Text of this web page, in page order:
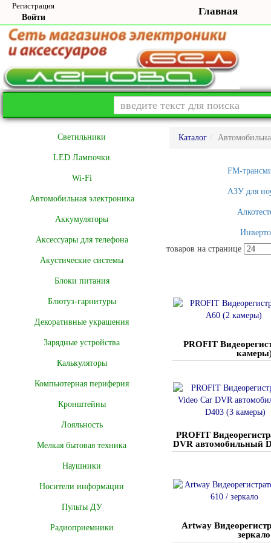
Регистрация
Войти
Главная
Cветильники
LED Лампочки
Wi-Fi
Автомобильная электроника
Аккумуляторы
Аксессуары для телефона
Акустические системы
Блоки питания
Блютуз-гарнитуры
Декоративные украшения
Зарядные устройства
Калькуляторы
Компьютерная периферия
Кронштейны
Лояльность
Мелкая бытовая техника
Наушники
Носители информации
Пульты ДУ
Радиоприемники
Каталог
FM-
АЗУ для
товаров на странице
PROFIT
PROFIT
DVR автомобильный
Artway
зеркало